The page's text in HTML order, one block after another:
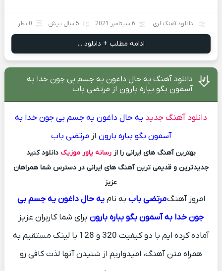
دانلود آهنگ لری 6 سپتامبر 2021 5 سال پیش 0 نظر
ادامه مطلب + دانلود ...
دانلود آهنگ یه حال داغون یه جسم بی جون خدا به
آسمون بگو بباره بارون از مرتضی باب
دانلود آهنگ جدید یه حال داغون یه جسم بی جون خدا به
آسمون بگو بباره بارون از مرتضی باب
بهترین آهنگ های ایرانی را از رسانه پاور موزیک دانلود کنید
جدیدترین و قدیمی ترین آهنگ های ایرانی در دسترس شما همراهان
عزیز
امروز آهنگمرتضی باب به نامیه حال داغون یه جسم بی
جون خدا به آسمون بگو بباره بارون برای شما کاربران عزیز
آماده کرده ایم با دو کیفیت 320 و 128 با لینک مستقیم به
همراه متن آهنگ، امیدواریم از شنیدن آنها لذت کافی رو